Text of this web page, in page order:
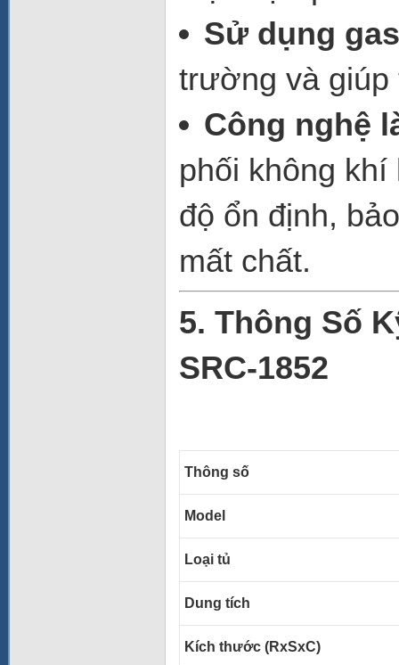
Sử dụng
trường và giúp
Công nghệ
phối không
độ ổn định,
mất chất.
5. Thông Số
SRC-1852
Thông số
Model
Loại tủ
Dung tích
Kích thước (RxSxC)